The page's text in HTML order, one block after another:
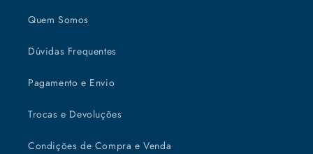
Quem Somos
Dúvidas Frequentes
Pagamento e Envio
Trocas e Devoluções
Condições de Compra e Venda